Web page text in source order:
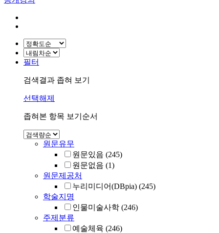
필터
검색결과 좁혀 보기
선택해제
좁혀본 항목 보기순서
원문유무
원문있음 (245)
원문없음 (1)
원문제공처
누리미디어(DBpia) (245)
학술지명
인물미술사학 (246)
주제분류
예술체육 (246)